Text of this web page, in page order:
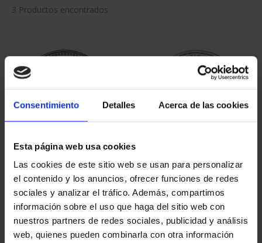
Consentimiento Detalles Acerca de las cookies
Esta página web usa cookies
Las cookies de este sitio web se usan para personalizar
el contenido y los anuncios, ofrecer funciones de redes
sociales y analizar el tráfico. Además, compartimos
información sobre el uso que haga del sitio web con
nuestros partners de redes sociales, publicidad y análisis
web, quienes pueden combinarla con otra información
3 Productos encontrados
PATRIMONIO
NACIONAL II - PALACIO
REAL DE...
73,00 €
CIUDADES PATRIMONIO
- ALCALÁ DE HENARES
73,00 €